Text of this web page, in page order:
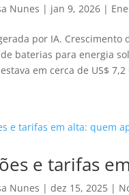
Nunes | jan 9, 2026 |
por IA. Crescimento
baterias para energia
em cerca de US$
e tarifas
Nunes |dez 15, 2025 |